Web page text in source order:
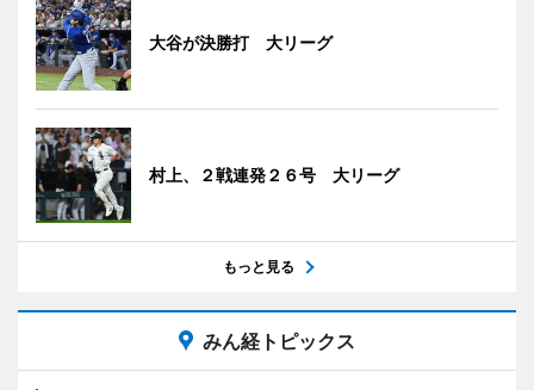
大谷が決勝打 大リーグ
村上、２戦連発２６号 大リーグ
もっと見る
みん経トピックス